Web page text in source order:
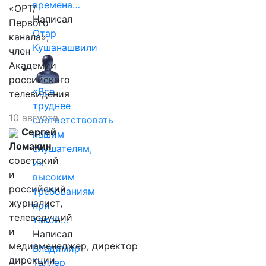
времена…
Написал
Отар
Кушанашвили
«Все
труднее
соответствовать
нашим
слушателям,
их
высоким
требованиям
при
такой…
Написал
Владимир
Таллер
«ОРТ/
Первого
канала»,
член
Академии
российского
телевидения
10 августа
Сергей
Ломакин
советский
и
российский
журналист,
телеведущий
и
медиаменеджер, директор
дирекции